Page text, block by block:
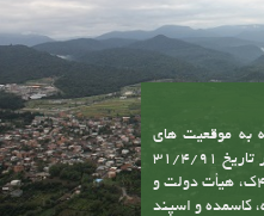
به موقعیت های
جمعیتی و جغرافیایی و زیارتی خود در تاریخ 31/4/91
طبق مصوبه شماره 82302/ت46828ک، هیأت دولت و
کاسمده و اسپند